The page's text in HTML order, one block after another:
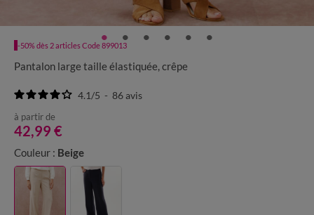
-50% dès 2 articles Code 899013
Pantalon large taille élastiquée, crêpe
4.1/5 - 86avis
à partir de
42,99 €
Couleur : Beige